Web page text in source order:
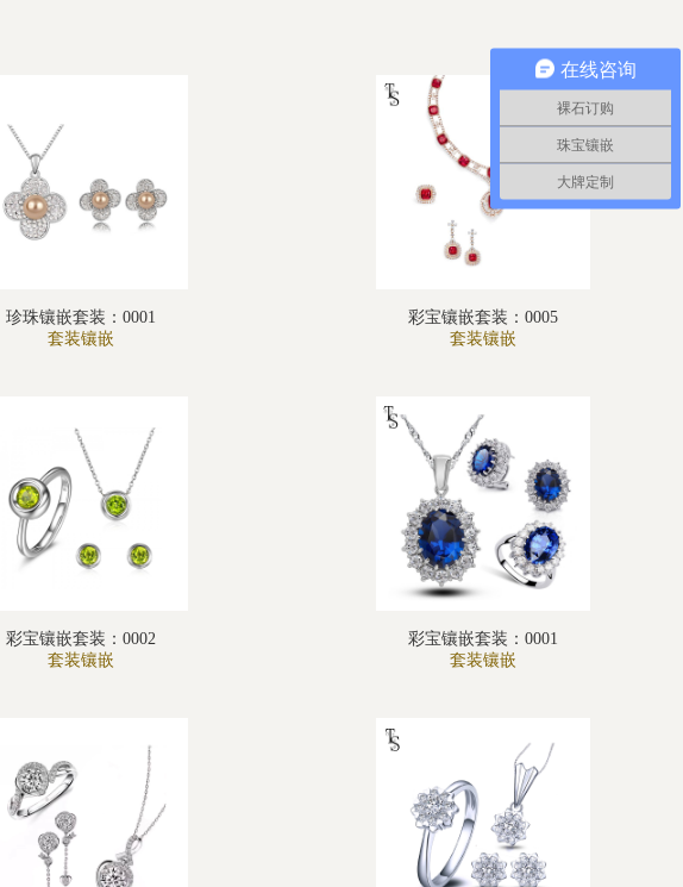
珍珠镶嵌套装：0001
套装镶嵌
彩宝镶嵌套装：0005
套装镶嵌
彩宝镶嵌套装：0002
套装镶嵌
彩宝镶嵌套装：0001
套装镶嵌
在线咨询
裸石订购
珠宝镶嵌
大牌定制